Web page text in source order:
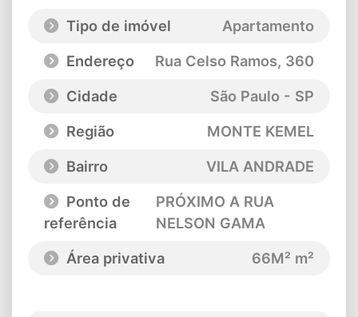
Tipo de imóvel
Apartamento
Endereço
Rua Celso Ramos, 360
Cidade
São Paulo - SP
Região
MONTE KEMEL
Bairro
VILA ANDRADE
Ponto de
referência
PRÓXIMO A RUA
NELSON GAMA
Área privativa
66M² m²